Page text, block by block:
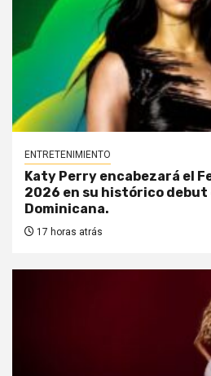
ENTRETENIMIENTO
Katy Perry encabezará el
2026 en su histórico debut
Dominicana.
17 horas atrás